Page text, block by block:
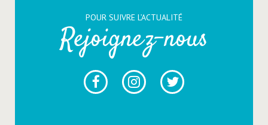
POUR SUIVRE L’ACTUALITÉ
Rejoignez-nous